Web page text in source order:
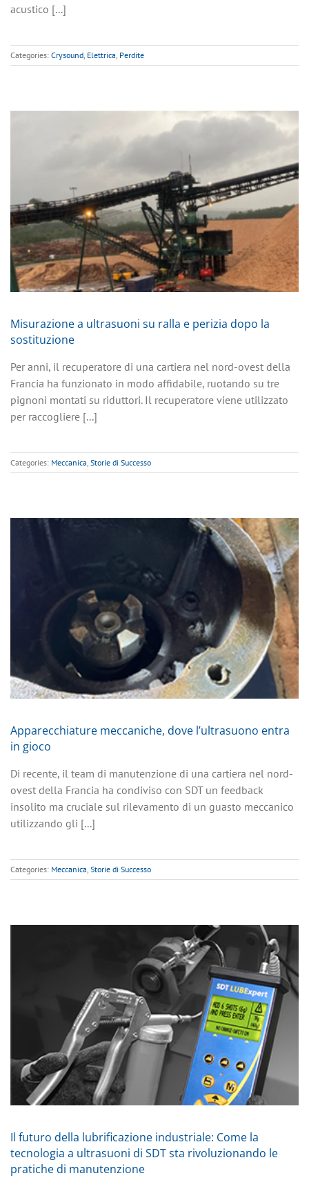
acustico [...]
Categories: Crysound, Elettrica, Perdite
Misurazione a ultrasuoni su ralla e perizia dopo la
sostituzione
Per anni, il recuperatore di una cartiera nel nord-ovest della
Francia ha funzionato in modo affidabile, ruotando su tre
pignoni montati su riduttori. Il recuperatore viene utilizzato
per raccogliere [...]
Categories: Meccanica Storie di Successo
Apparecchiature meccaniche, dove l’ultrasuono entra
in gioco
Di recente, il team di manutenzione di una cartiera nel nord-
ovest della Francia ha condiviso con SDT un feedback
insolito ma cruciale sul rilevamento di un guasto meccanico
utilizzando gli [...]
Categories: Meccanica Storie di Successo
Il futuro della lubrificazione industriale: Come la
tecnologia a ultrasuoni di SDT sta rivoluzionando le
pratiche di manutenzione